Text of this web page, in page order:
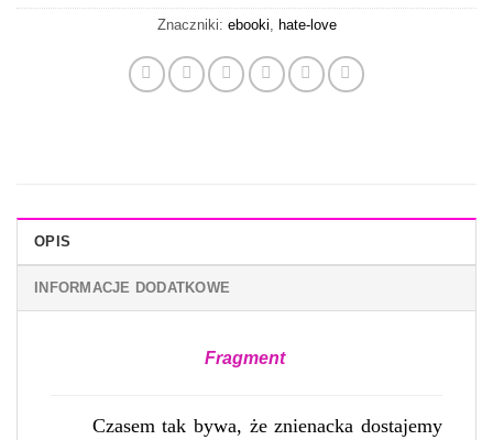
Znaczniki: ebooki hate-love
OPIS
INFORMACJE DODATKOWE
Fragment
Czasem tak bywa, że znienacka dostajemy